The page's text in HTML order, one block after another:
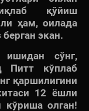
қўйиш
ҳам, оилада
экан.
сўнг,
Питт кўплаб
қаршилигини
12 ёшли
олган!